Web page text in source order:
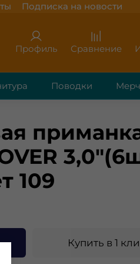
Подписка на новости
Профиль Сравнение
Поводки Мерч
109
Купить в 1